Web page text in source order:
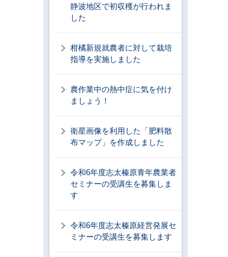
静波地区で初収穫が行われま
した
柑橘新規就農者に対して栽培
指導を実施しました
農作業中の熱中症に気を付け
ましょう！
衛星画像を利用した「肥料散
布マップ」を作成しました
令和6年度志太榛原青年農業者
セミナーの受講生を募集しま
す
令和6年度志太榛原経営発展セ
ミナーの受講生を募集します